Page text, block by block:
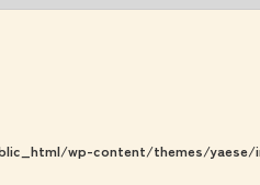
wp-content/themes/